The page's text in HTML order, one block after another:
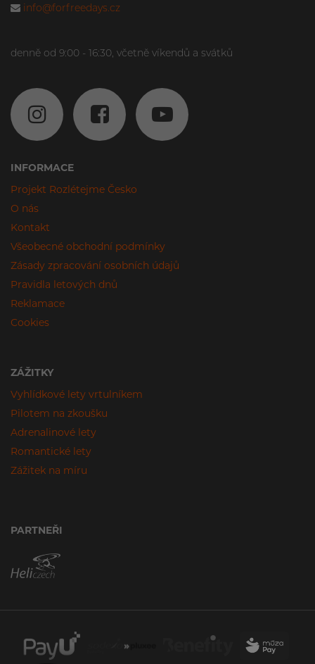
info@forfreedays.cz
denně od 9:00 - 16:30, včetně víkendů a svátků
INFORMACE
Projekt Rozlétejme Česko
O nás
Kontakt
Všeobecné obchodní podmínky
Zásady zpracování osobních údajů
Pravidla letových dnů
Reklamace
Cookies
ZÁŽITKY
Vyhlídkové lety vrtulníkem
Pilotem na zkoušku
Adrenalinové lety
Romantické lety
Zážitek na míru
PARTNEŘI